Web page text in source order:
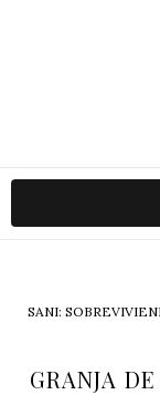
SANI:
GRANJA